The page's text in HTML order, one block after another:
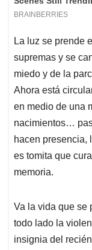
La luz se prende
supremas y se
miedo y de la
Ahora está
en medio de una
nacimientos…
hacen presencia,
es tomita que
memoria.
Va la vida que se
todo lado la
insignia del